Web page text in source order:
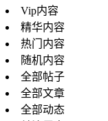
Vip内容
精华内容
热门内容
随机内容
全部帖子
全部文章
全部动态